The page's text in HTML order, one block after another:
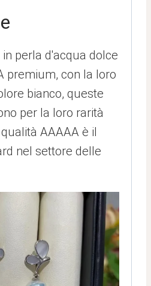
perla d'acqua dolce
premium, con la loro
bianco, queste
per la loro rarità
AAAAA è il
nel settore delle